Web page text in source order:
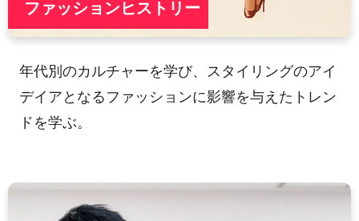
ファッションヒストリー
年代別のカルチャーを学び、スタイリングのアイ
デイアとなるファッションに影響を与えたトレン
ドを学ぶ。